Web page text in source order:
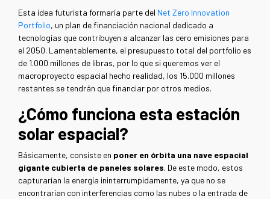
Esta idea futurista formaría parte del Net Zero Innovation
Portfolio, un plan de financiación nacional dedicado a
tecnologías que contribuyen a alcanzar las cero emisiones para
el 2050. Lamentablemente, el presupuesto total del portfolio es
de 1.000 millones de libras, por lo que si queremos ver el
macroproyecto espacial hecho realidad, los 15.000 millones
restantes se tendrán que financiar por otros medios.
¿Cómo funciona esta estación
solar espacial?
Básicamente, consiste en poner en órbita una nave espacial
gigante cubierta de paneles solares. De este modo, estos
capturarían la energía ininterrumpidamente, ya que no se
encontrarían con interferencias como las nubes o la entrada de